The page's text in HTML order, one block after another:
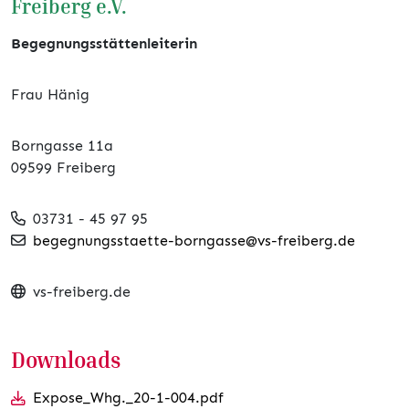
Freiberg e.V.
Begegnungsstättenleiterin
Frau Hänig
Borngasse 11a
09599 Freiberg
03731 - 45 97 95
begegnungsstaette-borngasse@vs-freiberg.de
vs-freiberg.de
Downloads
Expose_Whg._20-1-004.pdf